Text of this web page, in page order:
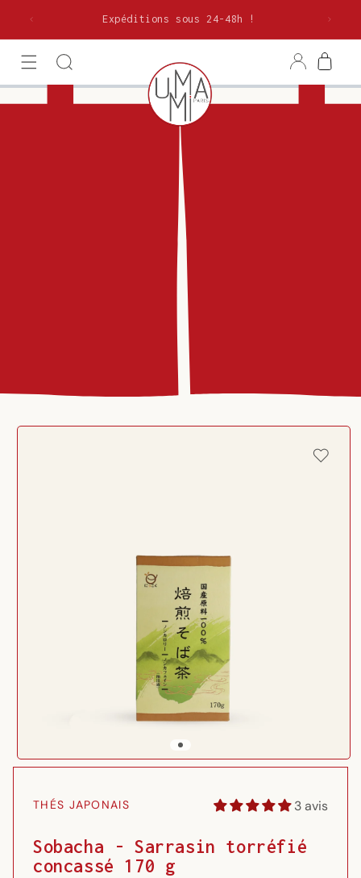
passer
Expéditions sous 24-48h !
ConnexionPanier
Passer aux
Ouvrir
une
fenêtre
modale
THÉS JAPONAIS 3 avis
Sobacha - Sarrasin torréfié
concassé 170 g